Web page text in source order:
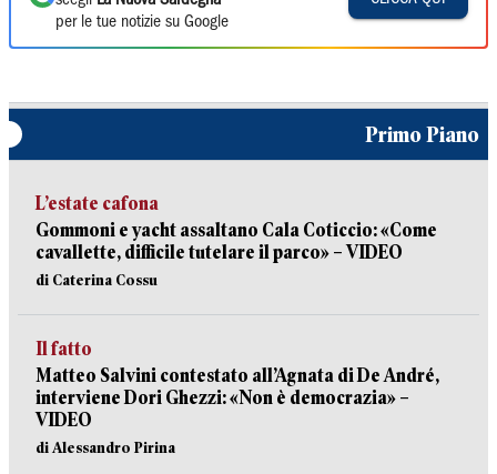
per le tue notizie su Google
Primo Piano
L’estate cafona
Gommoni e yacht assaltano Cala Coticcio: «Come
cavallette, difficile tutelare il parco» – VIDEO
di Caterina Cossu
Il fatto
Matteo Salvini contestato all’Agnata di De André,
interviene Dori Ghezzi: «Non è democrazia» –
VIDEO
di Alessandro Pirina